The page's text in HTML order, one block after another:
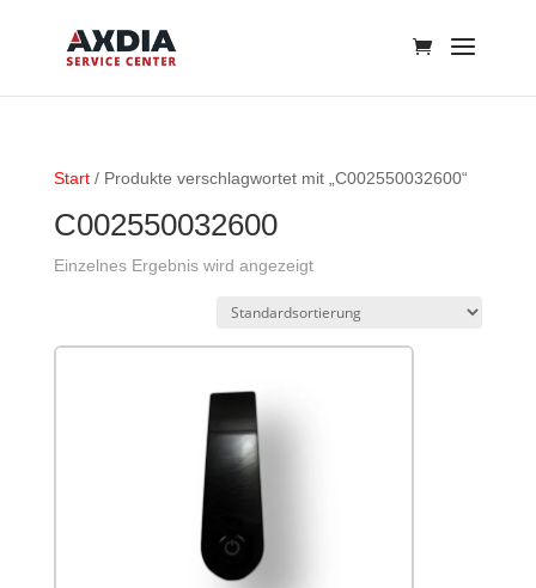
Start/ Produkte verschlagwortet mit „C002550032600“
C002550032600
Einzelnes Ergebnis wird angezeigt